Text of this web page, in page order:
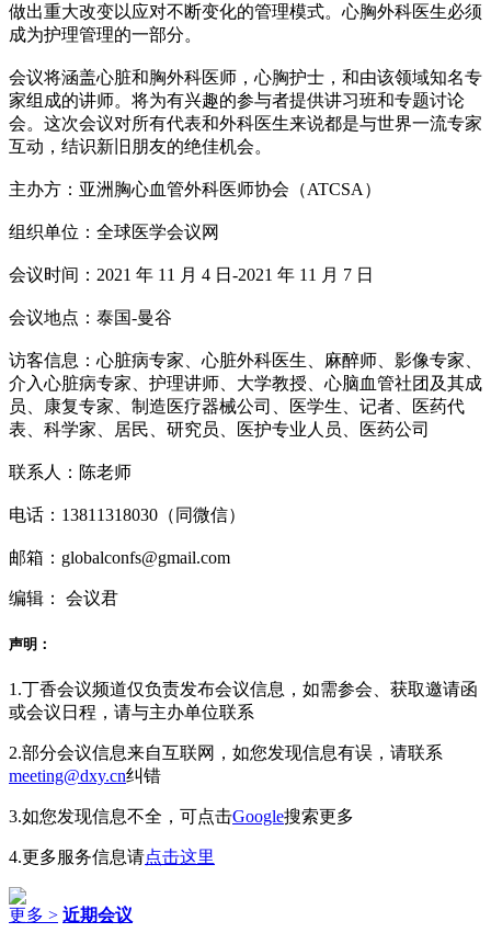
做出重大改变以应对不断变化的管理模式。心胸外科医生必须
成为护理管理的一部分。
会议将涵盖心脏和胸外科医师，心胸护士，和由该领域知名专
家组成的讲师。将为有兴趣的参与者提供讲习班和专题讨论
会。这次会议对所有代表和外科医生来说都是与世界一流专家
互动，结识新旧朋友的绝佳机会。
主办方：亚洲胸心血管外科医师协会（ATCSA）
组织单位：全球医学会议网
会议时间：2021 年 11 月 4 日-2021 年 11 月 7 日
会议地点：泰国-曼谷
访客信息：心脏病专家、心脏外科医生、麻醉师、影像专家、
介入心脏病专家、护理讲师、大学教授、心脑血管社团及其成
员、康复专家、制造医疗器械公司、医学生、记者、医药代
表、科学家、居民、研究员、医护专业人员、医药公司
联系人：陈老师
电话：13811318030（同微信）
邮箱：globalconfs@gmail.com
编辑： 会议君
声明：
1.丁香会议频道仅负责发布会议信息，如需参会、获取邀请函
或会议日程，请与主办单位联系
2.部分会议信息来自互联网，如您发现信息有误，请联系
meeting@dxy.cn纠错
3.如您发现信息不全，可点击Google搜索更多
4.更多服务信息请点击这里
更多 > 近期会议